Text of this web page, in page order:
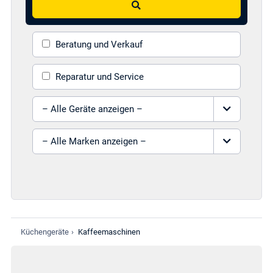
Beratung und Verkauf
Reparatur und Service
Gerät auswählen
Marke auswählen
Küchengeräte › Kaffeemaschinen